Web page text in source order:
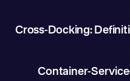
Cross-Docking:
Container-